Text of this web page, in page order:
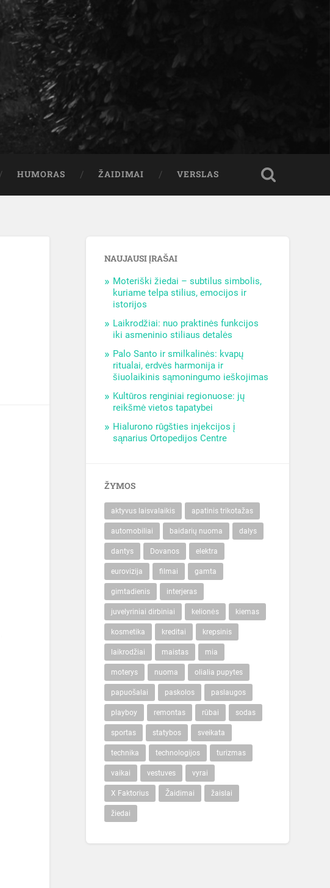
HUMORAS ŽAIDIMAI VERSLAS
NAUJAUSI ĮRAŠAI
Moteriški žiedai – subtilus simbolis,
kuriame telpa stilius, emocijos ir
istorijos
Laikrodžiai: nuo praktinės funkcijos
iki asmeninio stiliaus detalės
Palo Santo ir smilkalinės: kvapų
ritualai, erdvės harmonija ir
šiuolaikinis sąmoningumo ieškojimas
Kultūros renginiai regionuose: jų
reikšmė vietos tapatybei
Hialurono rūgšties injekcijos į
sąnarius Ortopedijos Centre
ŽYMOS
aktyvus laisvalaikis apatinis trikotažas
automobiliai baidarių nuoma dalys
dantys Dovanos elektra
eurovizija filmai gamta
gimtadienis interjeras
juvelyriniai dirbiniai kelionės kiemas
kosmetika kreditai krepsinis
laikrodžiai maistas mia
moterys nuoma olialia pupytes
papuošalai paskolos paslaugos
playboy remontas rūbai sodas
sportas statybos sveikata
technika technologijos turizmas
vaikai vestuves vyrai
X Faktorius Žaidimai žaislai
žiedai